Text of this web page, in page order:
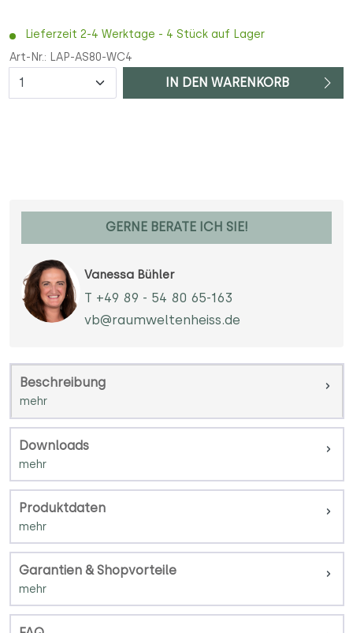
Lieferzeit 2-4 Werktage - 4 Stück auf Lager
Art-Nr.: LAP-AS80-WC4
Anzahl IN DEN WARENKORB
GERNE BERATE ICH SIE!
Vanessa Bühler
T +49 89 - 54 80 65-163
vb@raumweltenheiss.de
Beschreibung
Downloads
Produktdaten
Garantien & Shopvorteile